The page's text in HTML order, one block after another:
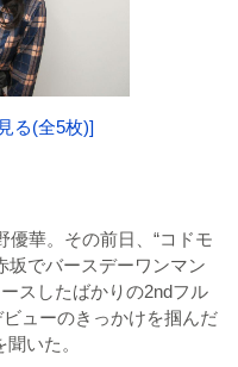
る(全5枚)]
優華。その前日、“コドモ
坂でバースデーワンマン
スしたばかりの2ndフル
ューのきっかけを掴んだ
いた。